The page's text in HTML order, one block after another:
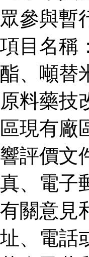
眾參與暫
項目名稱
酯、噸替
原料藥技
區現有廠
響評價文
真、電子
有關意見
址、電話